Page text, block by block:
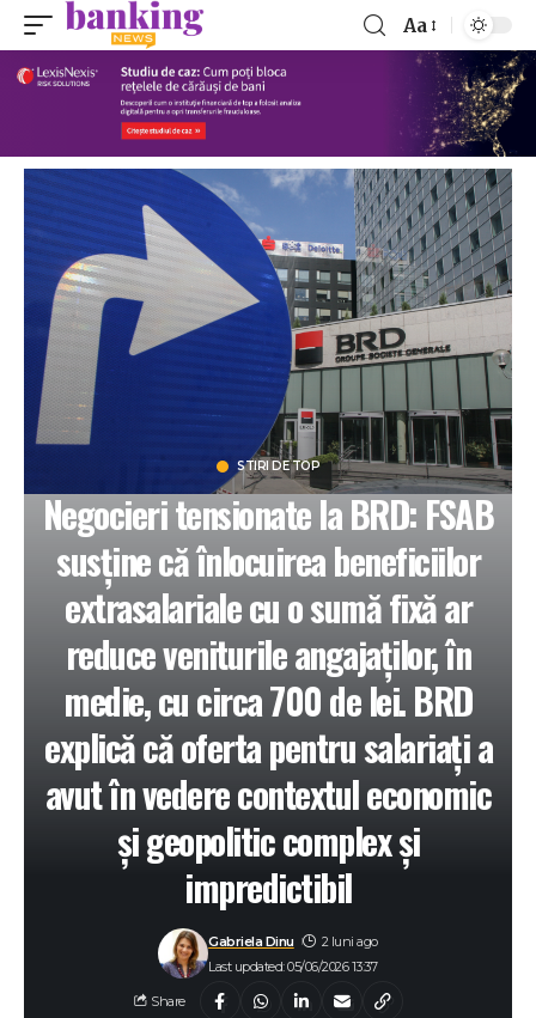
Aa
STIRI DE TOP
Negocieri tensionate la BRD: FSAB
susține că înlocuirea beneficiilor
extrasalariale cu o sumă fixă ar
reduce veniturile angajaților, în
medie, cu circa 700 de lei. BRD
explică că oferta pentru salariați a
avut în vedere contextul economic
și geopolitic complex și
impredictibil
Last updated: 05/06/2026 13:37
Gabriela Dinu 2 luni ago
Share